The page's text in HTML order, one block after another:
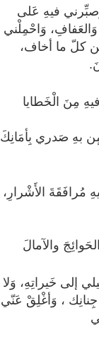
فيهِ عَلى
وَالعَفافِ، وَاحْمِلْني
كلّ ما أخاف،
مِنَ الْخَطايا
بهِ صَدري بِأمَانِكَ
مُرافَقَةَ الأَشْرارِ،
والآمالَ
إلى خَيراتِهِ، وَلا
، وَأغْلِقْ عَنّي